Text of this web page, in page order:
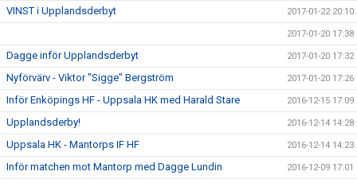
VINST i Upplandsderbyt 2017-01-22 20:10
2017-01-20 17:38
Dagge inför Upplandsderbyt 2017-01-20 17:32
Nyförvärv - Viktor "Sigge" Bergström 2017-01-20 17:26
Inför Enköpings HF - Uppsala HK med Harald Stare 2016-12-15 17:09
Upplandsderby! 2016-12-14 14:28
Uppsala HK - Mantorps IF HF 2016-12-14 14:23
Inför matchen mot Mantorp med Dagge Lundin 2016-12-09 17:01